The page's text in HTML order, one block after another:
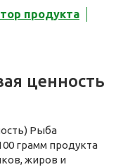
продукта
ценность
Рыба
грамм продукта
жиров и